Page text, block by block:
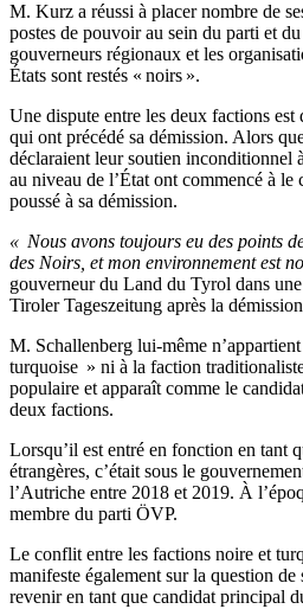
M. Kurz a réussi à placer nombre de
postes de pouvoir au sein du parti et
gouverneurs régionaux et les
États sont restés « noirs ».
Une dispute entre les deux factions est
qui ont précédé sa démission. Alors
déclaraient leur soutien inconditionnel
au niveau de l’État ont commencé à
poussé à sa démission.
« Nous avons toujours eu des points
des Noirs, et mon environnement est
gouverneur du Land du Tyrol dans
Tiroler Tageszeitung après la
M. Schallenberg lui-même
turquoise » ni à la faction
populaire et apparaît comme le
deux factions.
Lorsqu’il est entré en fonction en tant
étrangères, c’était sous le
l’Autriche entre 2018 et 2019. À
membre du parti ÖVP.
Le conflit entre les factions noire et
manifeste également sur la question
revenir en tant que candidat principal